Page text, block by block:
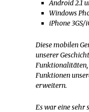
Android 2.1
Windows
iPhone 3GS/
Diese mobilen
unserer
Funktionalitäten,
Funktionen
erweitern.
Es war eine sehr